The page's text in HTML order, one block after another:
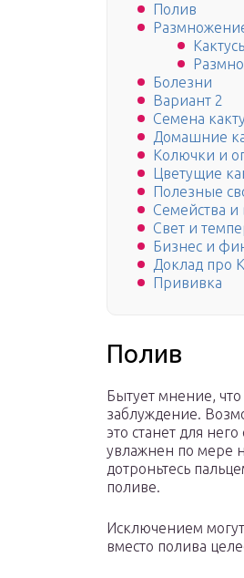
Полив
Болезни
Вариант 2
Семена
Домашние
Колючки и
Цветущие
Полезные
Семейства и
Свет и
Бизнес и
Доклад про
Прививка
Полив
Бытует мнение,
заблуждение.
это станет для
увлажнен по мере
дотроньтесь
поливе.
Исключением
вместо полива